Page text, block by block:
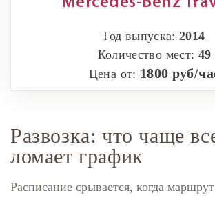
Год выпуска:2014
Количество мест: 49
Цена от: 1800 руб/
Развозка: что чаще
ломает график
Расписание срывается, когда